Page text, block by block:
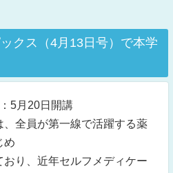
クス（4月13日号）で本学
5月20日開講
、全員が第一線で活躍する薬
め
り、近年セルフメディケー